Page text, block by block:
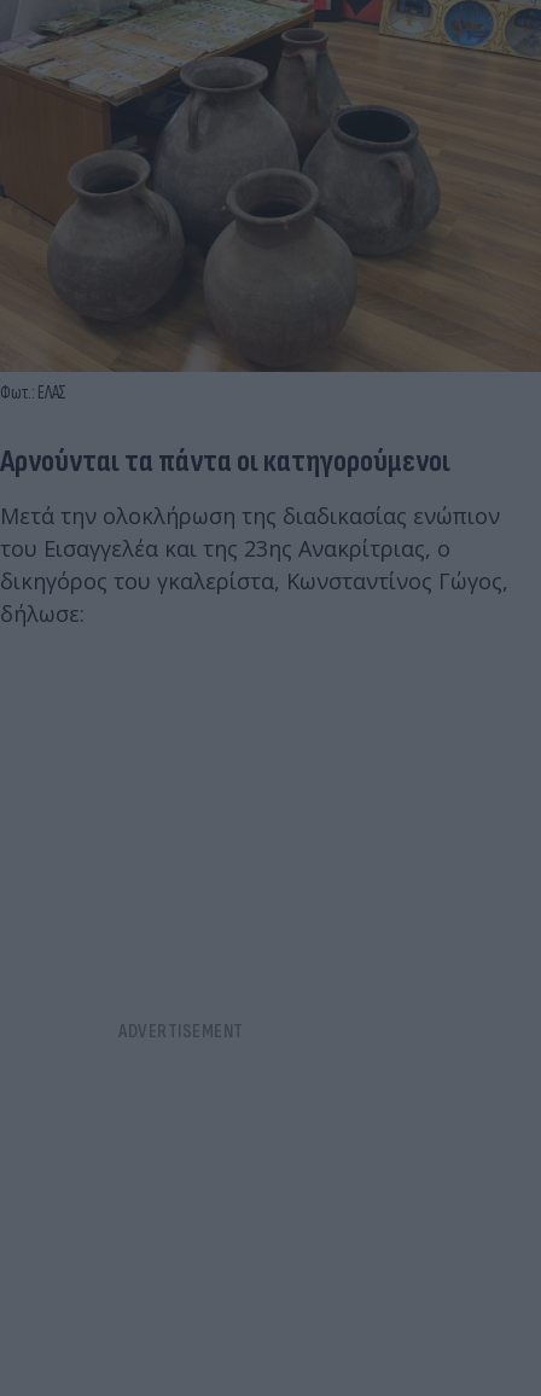
Φωτ.: ΕΛΑΣ
Αρνούνται τα πάντα οι κατηγορούμενοι
Μετά την ολοκλήρωση της διαδικασίας ενώπιον
του Εισαγγελέα και της 23ης Ανακρίτριας, ο
δικηγόρος του γκαλερίστα, Κωνσταντίνος Γώγος,
δήλωσε: